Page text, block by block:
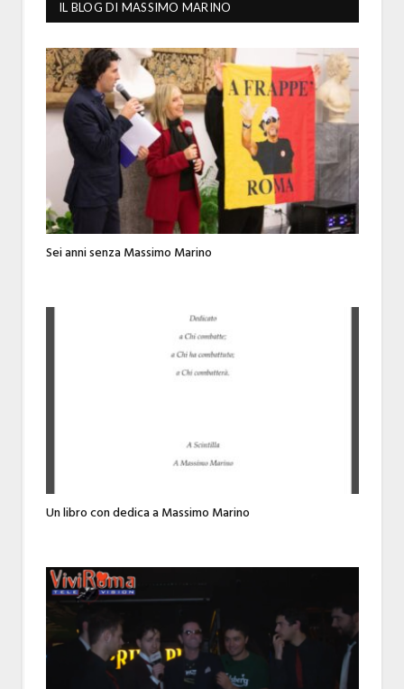
IL BLOG DI MASSIMO MARINO
Sei anni senza Massimo Marino
Un libro con dedica a Massimo Marino